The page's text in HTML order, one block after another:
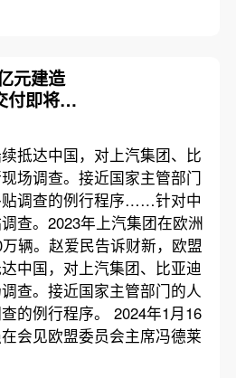
元建造
付即将驶
抵达中国，对上汽集团、比
场调查。接近国家主管部门
贴调查的例行程序……针对中
查。2023年上汽集团在欧洲
辆。赵爱民告诉财新，欧盟
中国，对上汽集团、比亚迪
查。接近国家主管部门的人
的例行程序。 2024年1月16
会见欧盟委员会主席冯德莱